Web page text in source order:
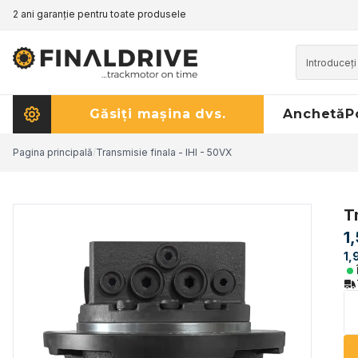
2 ani garanție pentru toate produsele
Găsiți mașina dvs. Anchetă
Pagina principală/Transmisie finala - IHI - 50VX